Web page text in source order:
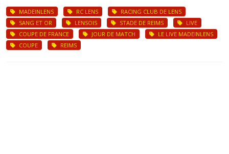
MADEINLENS RC LENS
RACING CLUB DE LENS
SANG ET OR
LENSOIS STADE DE REIMS
LIVE
COUPE DE FRANCE
JOUR DE MATCH
LE LIVE MADEINLENS
COUPE
REIMS